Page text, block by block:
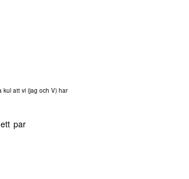
kul att vi (jag och V) har
par